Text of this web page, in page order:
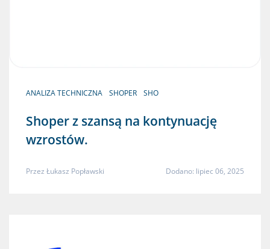
ANALIZA TECHNICZNA SHOPER SHO
Shoper z szansą na kontynuację
wzrostów.
Przez Łukasz Popławski Dodano: lipiec 06, 2025